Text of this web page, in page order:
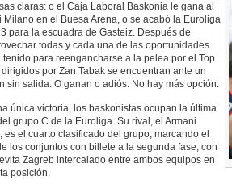
claras: o el Caja Laboral Baskonia le gana al
Milano en el Buesa Arena, o se acabó la Euroliga
para la escuadra de Gasteiz. Después de
todas y cada una de las oportunidades
tenido para reengancharse a la pelea por el Top
dirigidos por Zan Tabak se encuentran ante un
sin salida. O ganan o adiós. No hay más opción.
única victoria, los baskonistas ocupan la última
grupo C de la Euroliga. Su rival, el Armani
es el cuarto clasificado del grupo, marcando el
los conjuntos con billete a la segunda fase, con
Zagreb intercalado entre ambos equipos en
posición.